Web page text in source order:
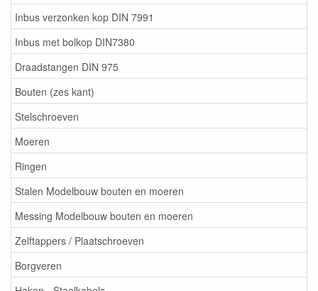
Inbus verzonken kop DIN 7991
Inbus met bolkop DIN7380
Draadstangen DIN 975
Bouten (zes kant)
Stelschroeven
Moeren
Ringen
Stalen Modelbouw bouten en moeren
Messing Modelbouw bouten en moeren
Zelftappers / Plaatschroeven
Borgveren